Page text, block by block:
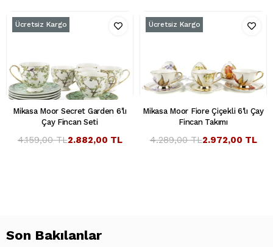
Mikasa Moor Secret Garden 6'lı
Çay Fincan Seti
2.882,00 TL
4.159,00 TL
Ücretsiz Kargo
Mikasa Moor Fiore Çiçekli 6'lı Çay
Fincan Takımı
2.972,00 TL
4.289,00 TL
Ücretsiz Kargo
Son Bakılanlar